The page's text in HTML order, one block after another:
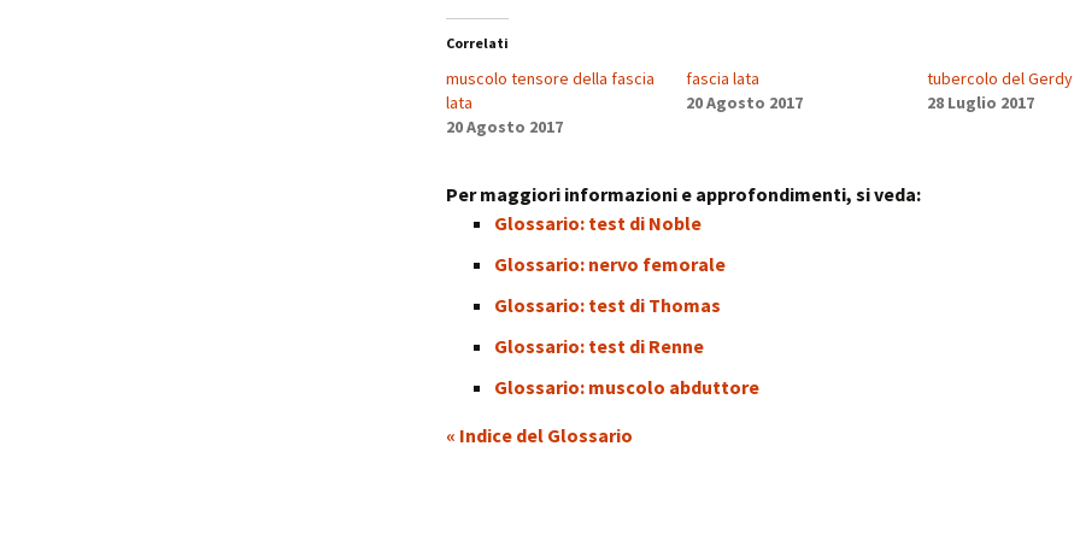
Correlati
muscolo tensore della fascia
lata
20 Agosto 2017
fascia lata
20 Agosto 2017
tubercolo del Gerdy
28 Luglio 2017
Per maggiori informazioni e approfondimenti, si veda:
Glossario: test di Noble
Glossario: nervo femorale
Glossario: test di Thomas
Glossario: test di Renne
Glossario: muscolo abduttore
« Indice del Glossario